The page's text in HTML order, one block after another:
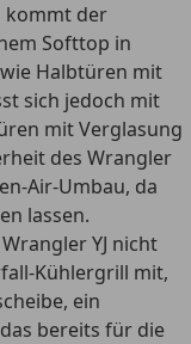
kommt der
Softtop in
Halbtüren mit
sich jedoch mit
mit Verglasung
des Wrangler
Air-Umbau, da
lassen.
YJ nicht
Kühlergrill mit,
ein
bereits für die